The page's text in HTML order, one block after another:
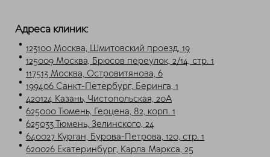
Адреса клиник:
123100 Москва, Шмитовский проезд, 19
125009 Москва, Брюсов переулок, 2/14, стр. 1
117513 Москва, Островитянова, 6
199406 Санкт-Петербург, Беринга, 1
420124 Казань, Чистопольская, 20А
625000 Тюмень, Герцена, 82, корп. 1
625033 Тюмень, Зелинского, 24
640027 Курган, Бурова-Петрова, 120, стр. 1
620026 Екатеринбург, Карла Маркса, 25